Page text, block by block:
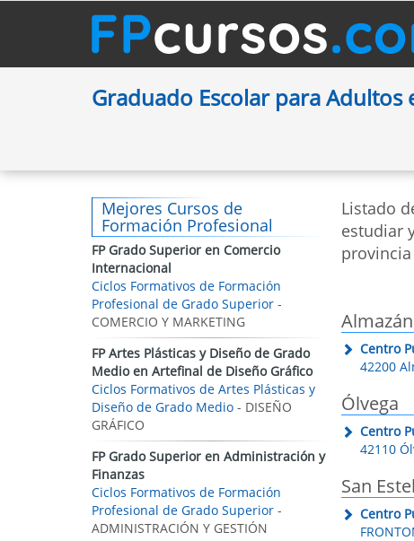
Graduado Escolar para Adultos
Listado
estudiar
Almazán
Centro
42200
Ólvega
Centro
42110
San
Centro
Mejores Cursos de
Formación Profesional
FP Grado Superior en Comercio
Internacional
Ciclos Formativos de Formación
Profesional de Grado Superior -
COMERCIO Y MARKETING
FP Artes Plásticas y Diseño de Grado
Medio en Artefinal de Diseño Gráfico
Ciclos Formativos de Artes Plásticas y
Diseño de Grado Medio - DISEÑO
GRÁFICO
FP Grado Superior en Administración y
Finanzas
Ciclos Formativos de Formación
Profesional de Grado Superior -
ADMINISTRACIÓN Y GESTIÓN